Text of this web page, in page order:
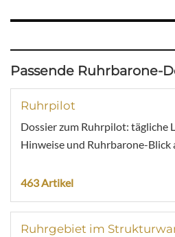
Passende Ruhrbarone-
Ruhrpilot
Dossier zum Ruhrpilot: tägliche
Hinweise und Ruhrbarone-Blick
463 Artikel
Ruhrgebiet im